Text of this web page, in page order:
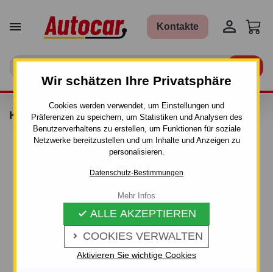
Wir schätzen Ihre Privatsphäre
Cookies werden verwendet, um Einstellungen und
Präferenzen zu speichern, um Statistiken und Analysen des
Benutzerverhaltens zu erstellen, um Funktionen für soziale
Netzwerke bereitzustellen und um Inhalte und Anzeigen zu
personalisieren.
Datenschutz-Bestimmungen
 COOKIES VERWALTEN
 ALLE AKZEPTIEREN
Aktivieren Sie wichtige Cookies
Mehr Infos
 Kontakte 
KIT THULE - 1398